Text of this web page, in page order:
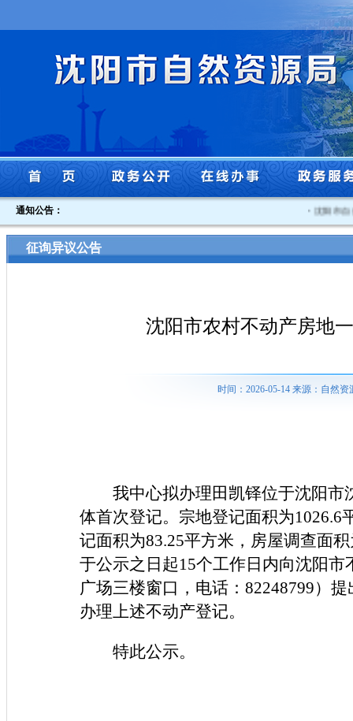
通知公告： 沈阳市自
征询异议公告
沈阳市农村不动产房地
时间：2026-05-14 来源：自然
我中心拟办理田凯铎位于沈阳市
体首次登记。宗地登记面积为1026.6
记面积为83.25平方米，房屋调查面
于公示之日起15个工作日内向沈阳
广场三楼窗口，电话：82248799）
办理上述不动产登记。
特此公示。